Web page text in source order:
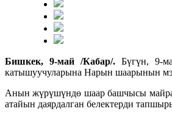
Бишкек, 9-май /Кабар/. Бүгүн, 9-
катышуучуларына Нарын шаарынын
Анын жүрүшүндө шаар башчысы
атайын даярдалган белектерди